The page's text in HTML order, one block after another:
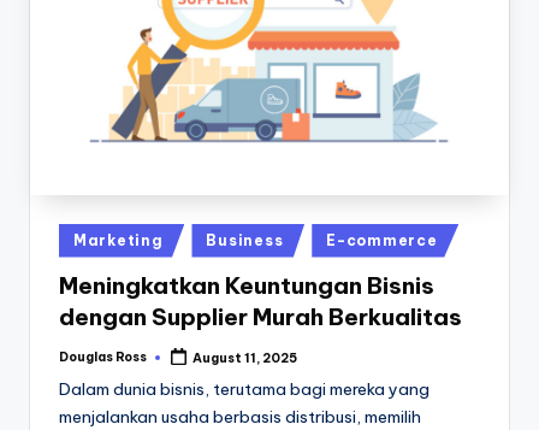
Posted
in
Marketing Business E-commerce
Meningkatkan Keuntungan Bisnis
dengan Supplier Murah Berkualitas
Posted
Douglas Ross August 11, 2025
Dalam dunia bisnis, terutama bagi mereka yang
menjalankan usaha berbasis distribusi, memilih